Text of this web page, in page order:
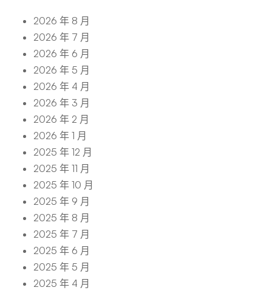
2026 年 8 月
2026 年 7 月
2026 年 6 月
2026 年 5 月
2026 年 4 月
2026 年 3 月
2026 年 2 月
2026 年 1 月
2025 年 12 月
2025 年 11 月
2025 年 10 月
2025 年 9 月
2025 年 8 月
2025 年 7 月
2025 年 6 月
2025 年 5 月
2025 年 4 月